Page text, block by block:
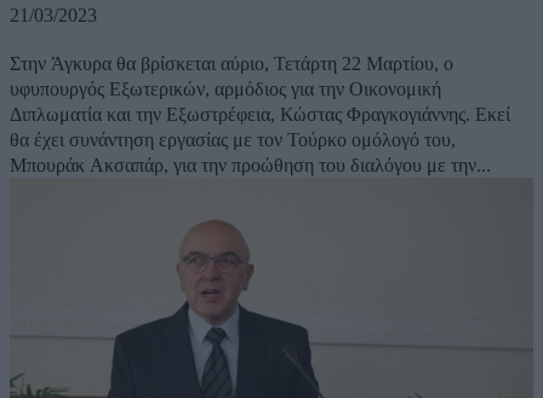
21/03/2023
Στην Άγκυρα θα βρίσκεται αύριο, Τετάρτη 22 Μαρτίου, ο
υφυπουργός Εξωτερικών, αρμόδιος για την Οικονομική
Διπλωματία και την Εξωστρέφεια, Κώστας Φραγκογιάννης. Eκεί
θα έχει συνάντηση εργασίας με τον Τούρκο ομόλογό του,
Μπουράκ Ακσαπάρ, για την προώθηση του διαλόγου με την...